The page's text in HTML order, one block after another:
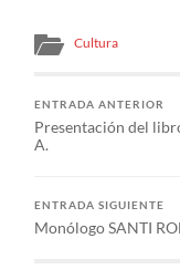
Cultura
ENTRADA ANTERIOR
Presentación del
A.
ENTRADA SIGUIENTE
Monólogo SANTI